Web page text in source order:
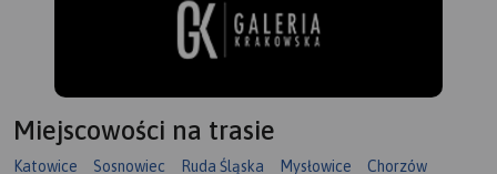
Miejscowości na trasie
Katowice Sosnowiec Ruda Śląska Mysłowice Chorzów